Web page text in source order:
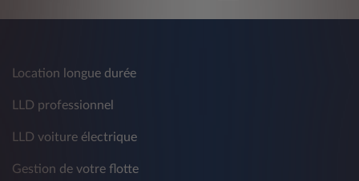
Location longue durée
LLD professionnel
LLD voiture électrique
Gestion de votre flotte